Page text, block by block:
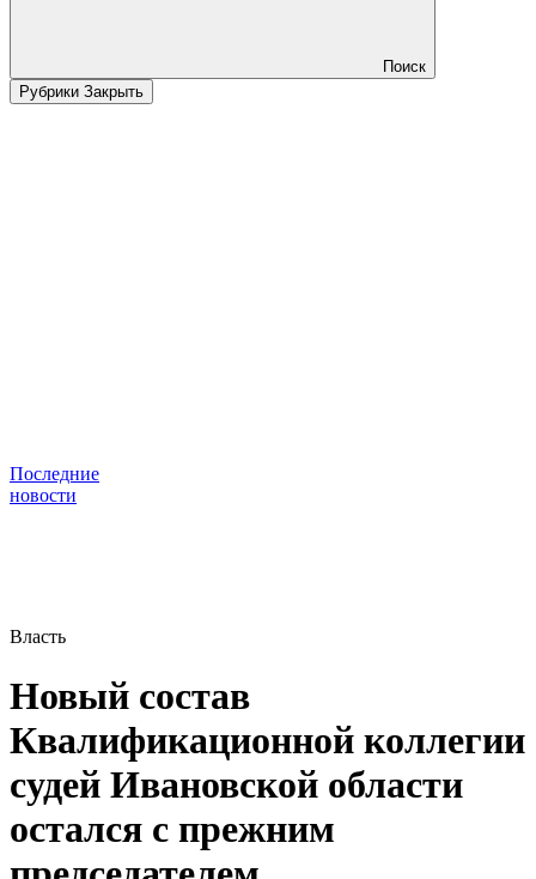
Поиск
Рубрики Закрыть
Последние
новости
Власть
Новый состав
Квалификационной коллегии
судей Ивановской области
остался с прежним